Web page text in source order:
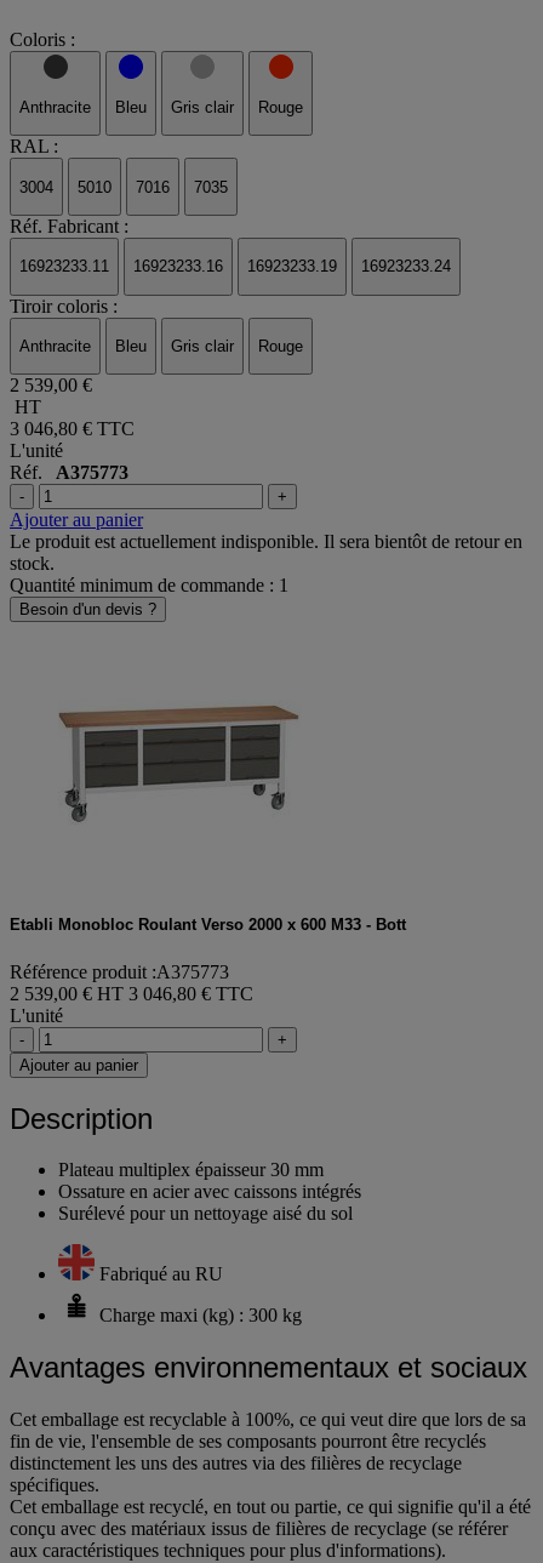
Coloris :
Anthracite Bleu Gris clair Rouge
RAL :
3004 5010 7016 7035
Réf. Fabricant :
16923233.11 16923233.16 16923233.19 16923233.24
Tiroir coloris :
Anthracite Bleu Gris clair Rouge
2 539,00 €
HT
3 046,80 € TTC
L'unité
Réf. A375773
- +
Ajouter au panier
Le produit est actuellement indisponible. Il sera bientôt de retour en
stock.
Quantité minimum de commande : 1
Besoin d'un devis ?
Etabli Monobloc Roulant Verso 2000 x 600 M33 - Bott
Référence produit :A375773
2 539,00 € HT 3 046,80 € TTC
L'unité
-
+
Ajouter au panier
Description
Plateau multiplex épaisseur 30 mm
Ossature en acier avec caissons intégrés
Surélevé pour un nettoyage aisé du sol
Fabriqué au RU
Charge maxi (kg) : 300 kg
Avantages environnementaux et sociaux
Cet emballage est recyclable à 100%, ce qui veut dire que lors de sa
fin de vie, l'ensemble de ses composants pourront être recyclés
distinctement les uns des autres via des filières de recyclage
spécifiques.
Cet emballage est recyclé, en tout ou partie, ce qui signifie qu'il a été
conçu avec des matériaux issus de filières de recyclage (se référer
aux caractéristiques techniques pour plus d'informations).